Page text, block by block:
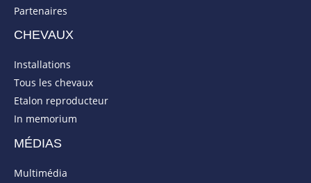
Partenaires
CHEVAUX
Installations
Tous les chevaux
Etalon reproducteur
In memorium
MÉDIAS
Multimédia